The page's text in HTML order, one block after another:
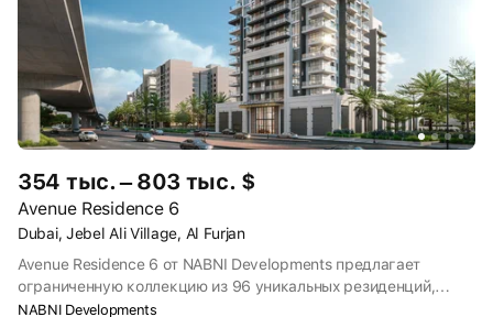
354 тыс. – 803 тыс. $
Avenue Residence 6
Dubai, Jebel Ali Village, Al Furjan
Avenue Residence 6 от NABNI Developments предлагает
ограниченную коллекцию из 96 уникальных резиденций,
предназначенных для тех, кто обладает тонким вкусом,
NABNI Developments